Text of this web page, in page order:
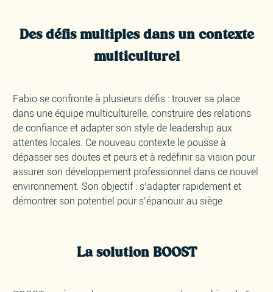
Des défis multiples dans un contexte
multiculturel
Fabio se confronte à plusieurs défis : trouver sa place
dans une équipe multiculturelle, construire des relations
de confiance et adapter son style de leadership aux
attentes locales. Ce nouveau contexte le pousse à
dépasser ses doutes et peurs et à redéfinir sa vision pour
assurer son développement professionnel dans ce nouvel
environnement. Son objectif : s’adapter rapidement et
démontrer son potentiel pour s’épanouir au siège.
La solution BOOST